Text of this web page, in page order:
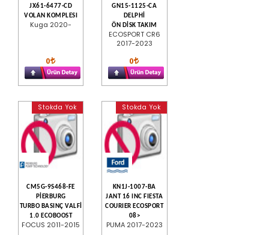
JX61-6477-CD
VOLAN KOMPLESI
Kuga 2020-
0
GN15-1125-CA
DELPHİ
ÖN DİSK TAKIM
ECOSPORT CR6
2017-2023
0
Stokda Yok
CM5G-9S468-FE
PİERBURG
TURBO BASINÇ VALFİ
1.0 ECOBOOST
FOCUS 2011-2015
Stokda Yok
KN1J-1007-BA
JANT 16 INC FIESTA
COURIER ECOSPORT
08>
PUMA 2017-2023